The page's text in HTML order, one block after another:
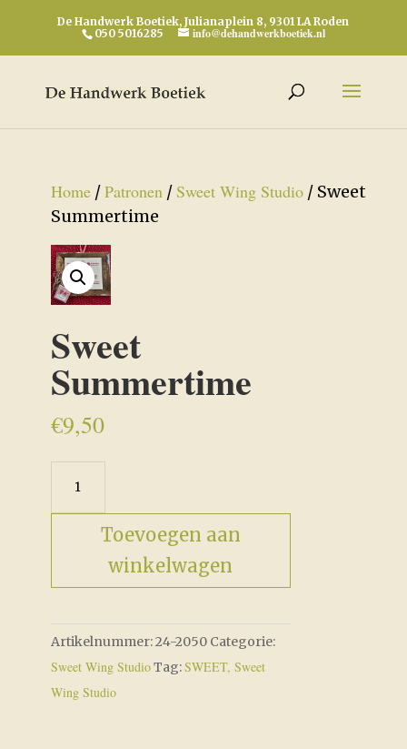
De Handwerk Boetiek, Julianaplein 8, 9301 LA Roden
050 5016285
info@dehandwerkboetiek.nl
Home/Patronen/ Sweet Wing Studio/ Sweet
Summertime
Sweet
Summertime
€9,50
Summertime
aantal
Toevoegen aan
winkelwagen
Artikelnummer:24-2050 Categorie:
Sweet Wing StudioTag:SWEET, Sweet
Wing Studio